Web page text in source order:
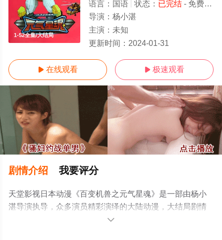
1-52全集/大结局
语言： 国语 状态： 已完结- 免费在线观看
导演： 杨小湛
主演： 未知
更新时间： 2024-01-31
 在线观看  极速观看
剧情介绍 我要评分
天堂影视日本动漫《百变机兽之元气星魂》是一部由杨小
湛导演执导，众多演员精彩演绎的大陆动漫，大结局剧情
已揭晓（1-52全集），手机免费观看高清未删减完整版动
